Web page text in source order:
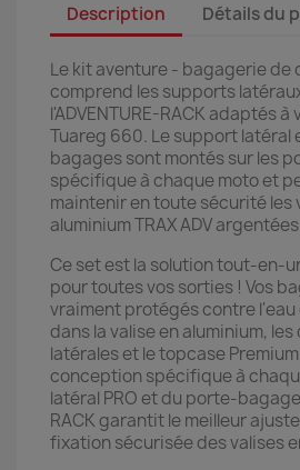
Description Détails du
Le kit aventure - bagagerie de
comprend les supports
l'ADVENTURE-RACK adaptés
Tuareg 660. Le support latéral
bagages sont montés sur les
spécifique à chaque moto et
maintenir en toute sécurité les
aluminium TRAX ADV
Ce set est la solution tout-en-
pour toutes vos sorties ! Vos
vraiment protégés contre l'eau
dans la valise en aluminium,
latérales et le topcase Premium
conception spécifique à
latéral PRO et du porte-
RACK garantit le meilleur
fixation sécurisée des valises